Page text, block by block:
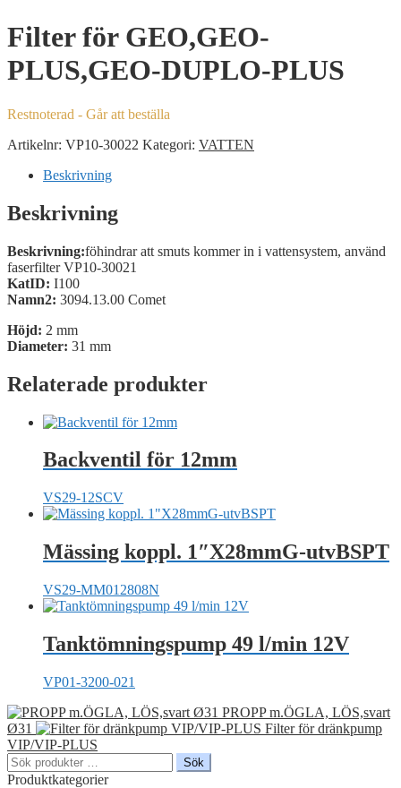
Filter för GEO,GEO-
PLUS,GEO-DUPLO-PLUS
Restnoterad - Går att beställa
Artikelnr: VP10-30022 Kategori: VATTEN
Beskrivning
Beskrivning
Beskrivning:föhindrar att smuts kommer in i vattensystem, använd
faserfilter VP10-30021
KatID: I100
Namn2: 3094.13.00 Comet
Höjd: 2 mm
Diameter: 31 mm
Relaterade produkter
Backventil för 12mm
VS29-12SCV
Mässing koppl. 1″X28mmG-utvBSPT
VS29-MM012808N
Tanktömningspump 49 l/min 12V
VP01-3200-021
PROPP m.ÖGLA, LÖS,svart
Ø31
Filter för dränkpump
VIP/VIP-PLUS
Sök
efter:
Sök
Produktkategorier